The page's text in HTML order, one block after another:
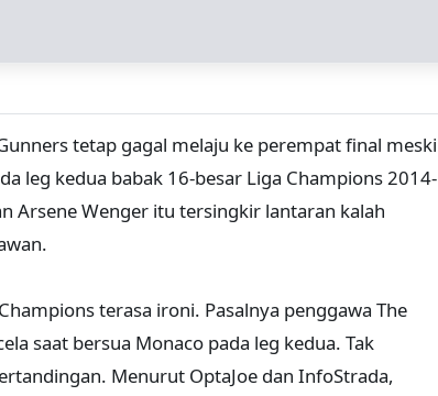
tetap gagal melaju ke perempat final meski
leg kedua babak 16-besar Liga Champions 2014-
Arsene Wenger itu tersingkir lantaran kalah
terasa ironi. Pasalnya penggawa The
saat bersua Monaco pada leg kedua. Tak
Menurut OptaJoe dan InfoStrada,